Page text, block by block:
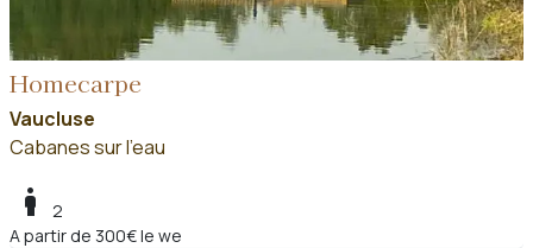
Homecarpe
Vaucluse
Cabanes sur l'eau
boy
2
A partir de 300€ le we